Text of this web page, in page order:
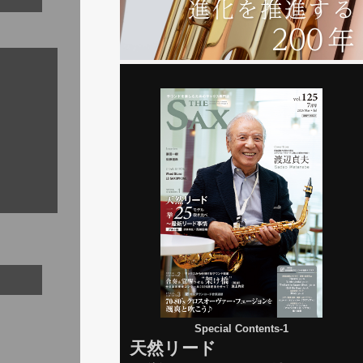
Special Contents-1
天然リード